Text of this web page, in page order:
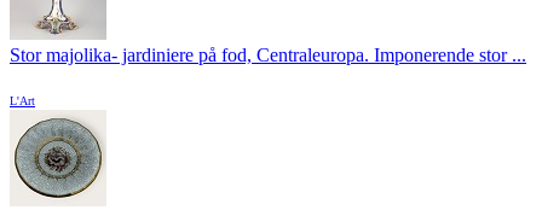
Stor majolika- jardiniere på fod, Centraleuropa. Imponerende stor ...
L'Art